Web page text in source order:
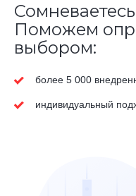
Поможем
выбором:
более 5 000
индивидуальный